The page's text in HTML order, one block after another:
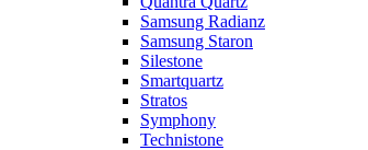
Samsung Radianz
Samsung Staron
Silestone
Smartquartz
Stratos
Symphony
Technistone